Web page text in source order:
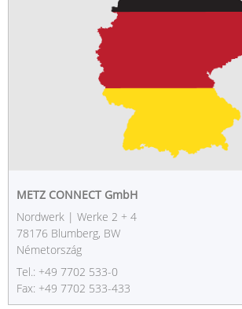
METZ CONNECT GmbH
Nordwerk | Werke 2 + 4
78176 Blumberg, BW
Németország
Tel.: +49 7702 533-0
Fax: +49 7702 533-433